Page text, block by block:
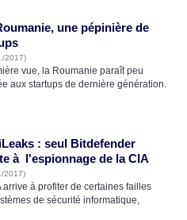
une pépinière de
2017)
vue, la Roumanie paraît peu
aux startups de dernière génération.
: seul Bitdefender
à l'espionnage de la CIA
2017)
arrive à profiter de certaines failles
de sécurité informatique,